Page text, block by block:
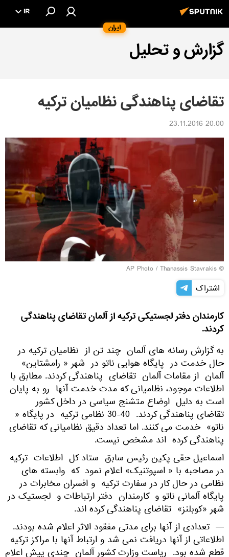
ایران
IR
گزارش و تحلیل
تقاضای پناهندگی نظامیان ترکیه
20:00 23.11.2016
© AP Photo / Thanassis Stavrakis
اشتراک
کارمندان دفتر لجستیکی ترکیه از آلمان تقاضای پناهندگی
کردند.
به گزارش رسانه های آلمان چند تن از نظامیان ترکیه در
حال خدمت در پایگاه هوایی ناتو در شهر « رامشتاین»
آلمان از مقامات آلمان تقاضای پناهندگی کردند. مطابق با
اطلاعات موجود، نظامیانی که مدت خدمت آنها رو به پایان
است به دلیل اوضاع متشنج سیاسی در داخل کشور
تقاضای پناهندگی کردند. 40-30 نظامی ترکیه در پایگاه «
ناتو» خدمت می کنند. اما تعداد دقیق نظامیانی که تقاضای
پناهندگی کرده اند مشخص نیست.
اسماعیل حقی پکین رئیس سابق ستاد کل اطلاعات ترکیه
در مصاحبه با « اسپوتنیک» اعلام نمود که وابسته های
نظامی در حال کار در سفارت ترکیه و افسران مخابرات در
پایگاه آلمانی ناتو و کارمندان دفتر ارتباطات و لجستیک در
شهر «کوبلنز» تقاضای پناهندگی کرده اند.
— تعدادی از آنها برای مدتی مفقود الاثر اعلام شده بودند.
اطلاعاتی از آنها دریافت نمی شد و ارتباط آنها با مراکز ترکیه